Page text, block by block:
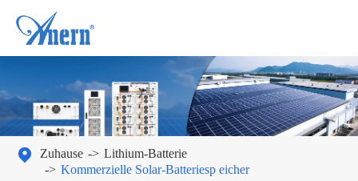
 Zuhause
Lithium-Batterie
Kommerzielle Solar-Batteriesp eicher